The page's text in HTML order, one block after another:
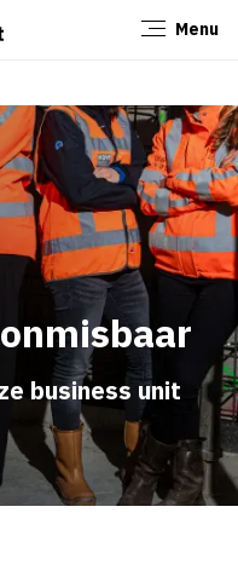
Menu
business unit
Sluiten